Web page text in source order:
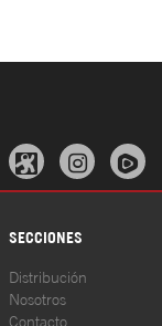
 
SECCIONES
Distribución
Nosotros
Contacto